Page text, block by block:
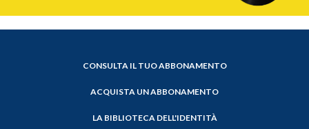
CONSULTA IL TUO ABBONAMENTO
ACQUISTA UN ABBONAMENTO
LA BIBLIOTECA DELL'IDENTITÀ